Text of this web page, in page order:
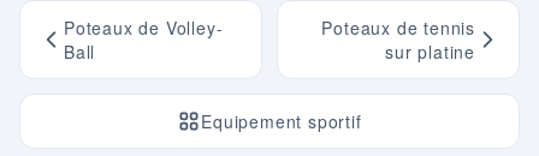
Poteaux de Volley-
Ball
Equipement sportif
Poteaux de tennis
sur platine